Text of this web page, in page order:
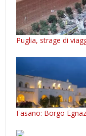
Puglia, strage di
Fasano: Borgo